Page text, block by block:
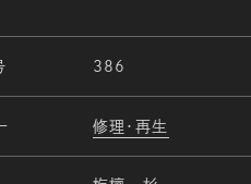
386
修理・再生